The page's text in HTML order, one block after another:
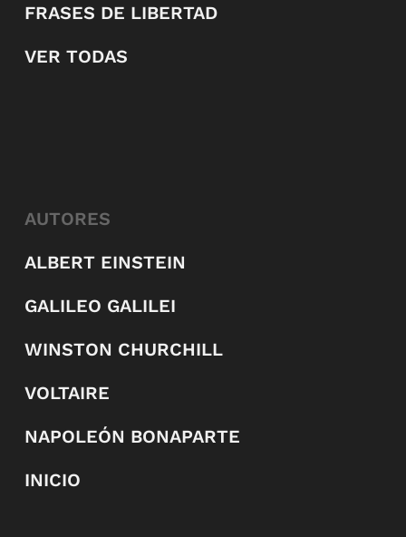
FRASES DE LIBERTAD
VER TODAS
AUTORES
ALBERT EINSTEIN
GALILEO GALILEI
WINSTON CHURCHILL
VOLTAIRE
NAPOLEÓN BONAPARTE
INICIO